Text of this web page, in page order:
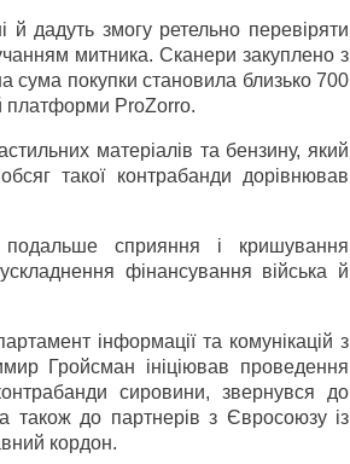
дадуть змогу ретельно перевіряти
митника. Сканери закуплено з
сума покупки становила близько 700
платформи ProZorro.
матеріалів та бензину, який
такої контрабанди дорівнював
сприяння і кришування
фінансування війська й
інформації та комунікацій з
Гройсман ініціював проведення
сировини, звернувся до
також до партнерів з Євросоюзу із
кордон.